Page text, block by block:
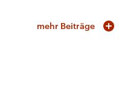
mehr Beiträge